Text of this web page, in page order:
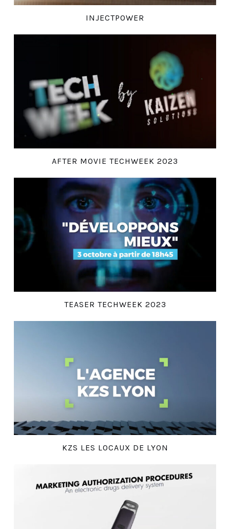
INJECTPOWER
AFTER MOVIE TECHWEEK 2023
TEASER TECHWEEK 2023
KZS LES LOCAUX DE LYON